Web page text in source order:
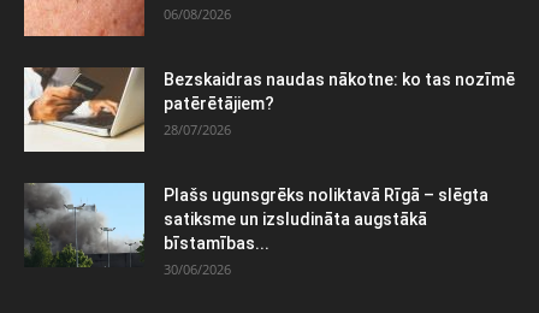
06/08/2026
Bezskaidras naudas nākotne: ko tas nozīmē
patērētājiem?
28/07/2026
Plašs ugunsgrēks noliktavā Rīgā – slēgta
satiksme un izsludināta augstākā
bīstamības...
30/06/2026